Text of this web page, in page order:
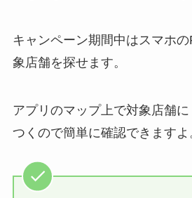
キャンペーン期間中はスマホ
象店舗を探せます。
アプリのマップ上で対象店舗に
つくので簡単に確認できますよ